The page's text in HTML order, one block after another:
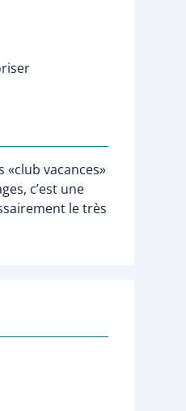
vacances»
c’est une
le très